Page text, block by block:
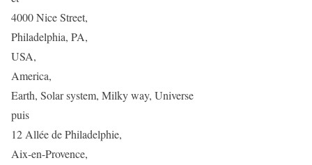
4000 Nice Street,
Philadelphia, PA,
USA,
America,
Earth, Solar system, Milky way, Universe
puis
12 Allée de Philadelphie,
Aix-en-Provence,